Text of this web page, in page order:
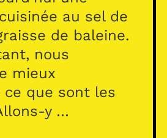
au sel de
de baleine.
nous
mieux
que sont les
y …